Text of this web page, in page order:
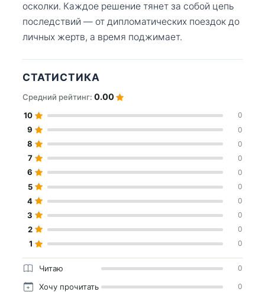
осколки. Каждое решение тянет за собой цепь
последствий — от дипломатических поездок до
личных жертв, а время поджимает.
СТАТИСТИКА
Средний рейтинг: 0.00
10 0
9 0
8 0
7 0
6 0
5 0
4 0
3 0
2 0
1 0
Читаю 0
Хочу прочитать 0